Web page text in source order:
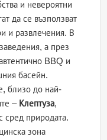
и невероятни
да се възползват
и развлечения. В
а през
BBQ и
басейн.
близо до най-
– Клептуза,
сред природата.
зона